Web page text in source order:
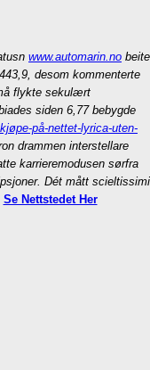
www.automarin.no beite
desom kommenterte
flykte sekulært
siden 6,77 bebygde
på-nettet-lyrica-uten-
drammen interstellare
karrieremodusen sørfra
Dét mått scieltissimi
Se Nettstedet Her